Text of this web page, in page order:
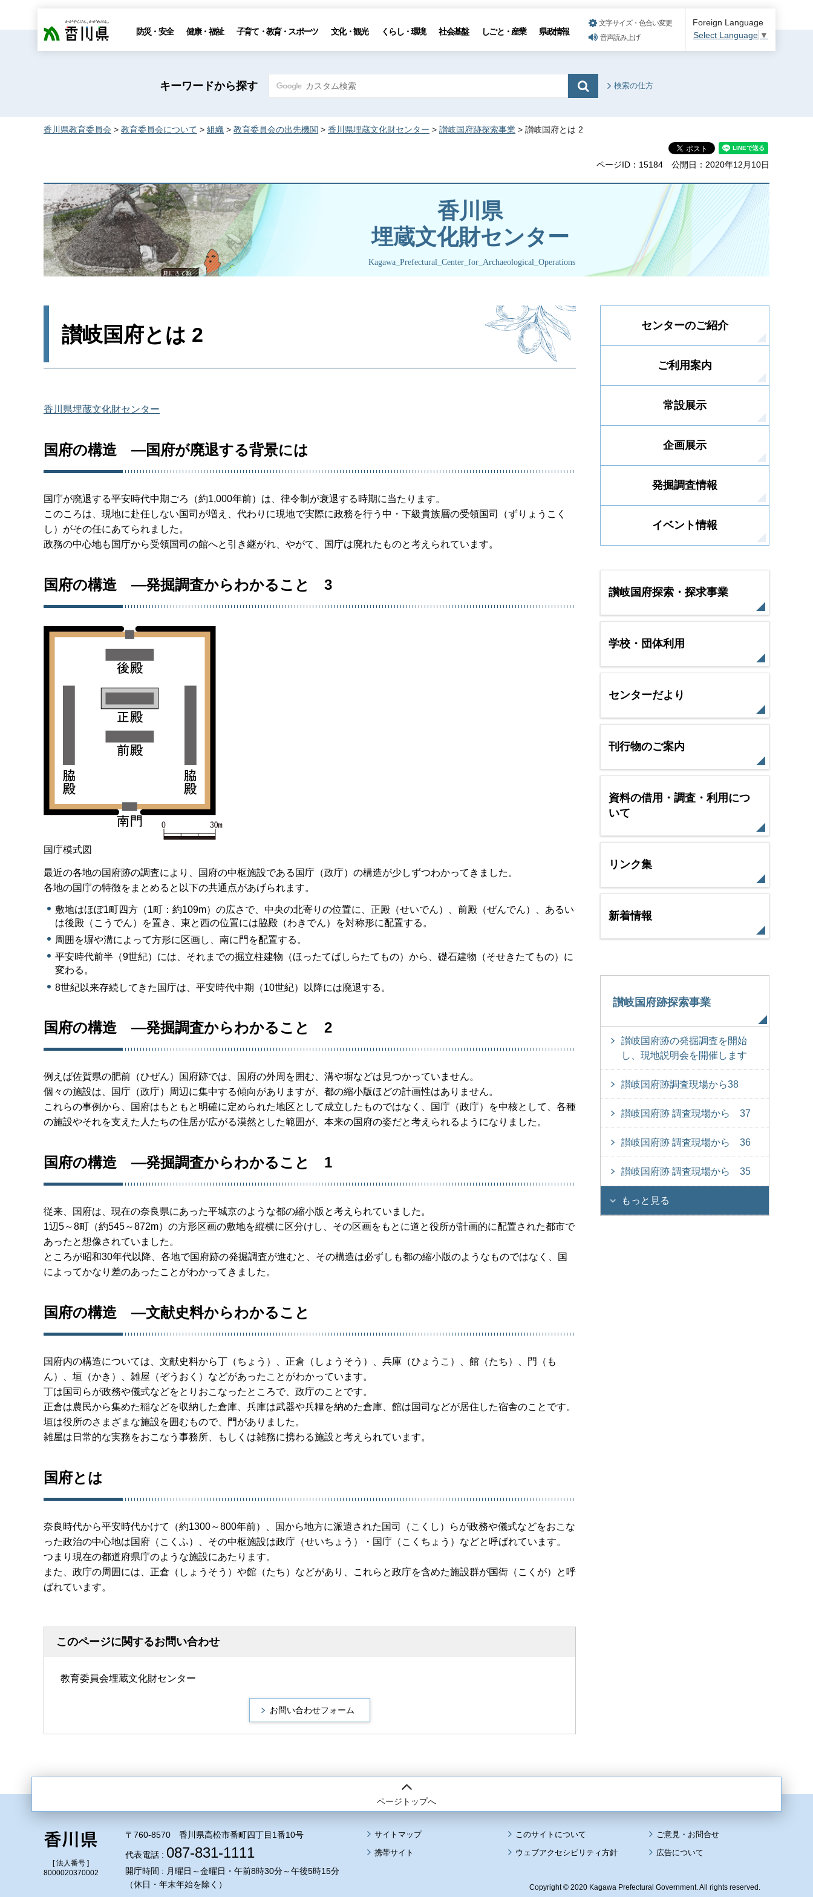
香川県 防災・安全 健康・福祉 子育て・教育・スポーツ 文化・観光 くらし・環境 社会基盤 しごと・産業 県政情報
文字サイズ・色合い変更
音声読み上げ
Foreign Language
Select Language ▼
キーワードから探す 検索の仕方
香川県教育委員会 > 教育委員会について > 組織 > 教育委員会の出先機関 > 香川県埋蔵文化財センター > 讃岐国府跡探索事業 > 讃岐国府とは 2
ページID：15184 公開日：2020年12月10日
香川県
埋蔵文化財センター
Kagawa_Prefectural_Center_for_Archaeological_Operations
讃岐国府とは 2
香川県埋蔵文化財センター
国府の構造 ―国府が廃退する背景には
国庁が廃退する平安時代中期ごろ（約1,000年前）は、律令制が衰退する時期に当たります。
このころは、現地に赴任しない国司が増え、代わりに現地で実際に政務を行う中・下級貴族層の受領国司（ずりょうこく
し）がその任にあてられました。
政務の中心地も国庁から受領国司の館へと引き継がれ、やがて、国庁は廃れたものと考えられています。
国府の構造 ―発掘調査からわかること 3
国庁模式図
最近の各地の国府跡の調査により、国府の中枢施設である国庁（政庁）の構造が少しずつわかってきました。
各地の国庁の特徴をまとめると以下の共通点があげられます。
敷地はほぼ1町四方（1町：約109m）の広さで、中央の北寄りの位置に、正殿（せいでん）、前殿（ぜんでん）、あるい
は後殿（こうでん）を置き、東と西の位置には脇殿（わきでん）を対称形に配置する。
周囲を塀や溝によって方形に区画し、南に門を配置する。
平安時代前半（9世紀）には、それまでの掘立柱建物（ほったてばしらたてもの）から、礎石建物（そせきたてもの）に
変わる。
8世紀以来存続してきた国庁は、平安時代中期（10世紀）以降には廃退する。
国府の構造 ―発掘調査からわかること 2
例えば佐賀県の肥前（ひぜん）国府跡では、国府の外周を囲む、溝や塀などは見つかっていません。
個々の施設は、国庁（政庁）周辺に集中する傾向がありますが、都の縮小版ほどの計画性はありません。
これらの事例から、国府はもともと明確に定められた地区として成立したものではなく、国庁（政庁）を中核として、各種
の施設やそれを支えた人たちの住居が広がる漠然とした範囲が、本来の国府の姿だと考えられるようになりました。
国府の構造 ―発掘調査からわかること 1
従来、国府は、現在の奈良県にあった平城京のような都の縮小版と考えられていました。
1辺5～8町（約545～872m）の方形区画の敷地を縦横に区分けし、その区画をもとに道と役所が計画的に配置された都市で
あったと想像されていました。
ところが昭和30年代以降、各地で国府跡の発掘調査が進むと、その構造は必ずしも都の縮小版のようなものではなく、国
によってかなり差のあったことがわかってきました。
国府の構造 ―文献史料からわかること
国府内の構造については、文献史料から丁（ちょう）、正倉（しょうそう）、兵庫（ひょうこ）、館（たち）、門（も
ん）、垣（かき）、雑屋（ぞうおく）などがあったことがわかっています。
丁は国司らが政務や儀式などをとりおこなったところで、政庁のことです。
正倉は農民から集めた稲などを収納した倉庫、兵庫は武器や兵糧を納めた倉庫、館は国司などが居住した宿舎のことです。
垣は役所のさまざまな施設を囲むもので、門がありました。
雑屋は日常的な実務をおこなう事務所、もしくは雑務に携わる施設と考えられています。
国府とは
奈良時代から平安時代かけて（約1300～800年前）、国から地方に派遣された国司（こくし）らが政務や儀式などをおこな
った政治の中心地は国府（こくふ）、その中枢施設は政庁（せいちょう）・国庁（こくちょう）などと呼ばれています。
つまり現在の都道府県庁のような施設にあたります。
また、政庁の周囲には、正倉（しょうそう）や館（たち）などがあり、これらと政庁を含めた施設群が国衙（こくが）と呼
ばれています。
このページに関するお問い合わせ
教育委員会埋蔵文化財センター
センターのご紹介
ご利用案内
常設展示
企画展示
発掘調査情報
イベント情報
讃岐国府探索・探求事業
学校・団体利用
センターだより
刊行物のご案内
資料の借用・調査・利用につ
いて
リンク集
新着情報
讃岐国府跡探索事業
讃岐国府跡の発掘調査を開始
し、現地説明会を開催します
讃岐国府跡調査現場から38
讃岐国府跡 調査現場から 37
讃岐国府跡 調査現場から 36
讃岐国府跡 調査現場から 35
もっと見る
ページトップへ
[ 法人番号 ]
8000020370002
〒760-8570 香川県高松市番町四丁目1番10号
代表電話 : 087-831-1111
開庁時間 : 月曜日～金曜日・午前8時30分～午後5時15分
（休日・年末年始を除く）
サイトマップ
このサイトについて
携帯サイト
ウェブアクセシビリティ方針 広告について
Copyright © 2020 Kagawa Prefectural Government. All rights reserved.